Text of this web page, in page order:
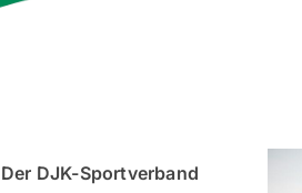
Der DJK-Sportverband